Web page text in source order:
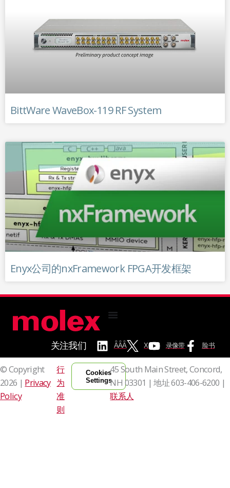
BittWare WaveBox-119 RF System
Enyx公司的nxFramework FPGA开发框架
ǞǞǞ X 录像带 脸书
关注我们
© Copyright
2026 | Privacy
Policy
行
为
准
则
Cookies
Settings
45 South Main Street, Concord,
NH 03301 | 地址603-406-6200 |
联系人